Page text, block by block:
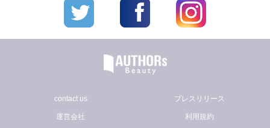
contact us プレスリリース
運営会社 利用規約